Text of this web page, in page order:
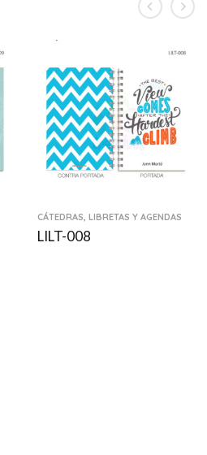
CÁTEDRAS, LIBRETAS Y AGENDAS
LILT-008